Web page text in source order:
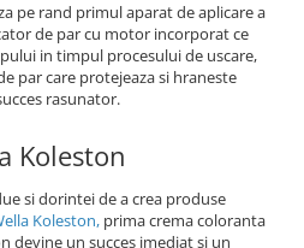
pe rand primul aparat de aplicare a
de par cu motor incorporat ce
in timpul procesului de uscare,
par care protejeaza si hraneste
rasunator.
Koleston
si dorintei de a crea produse
Koleston, prima crema coloranta
devine un succes imediat si un